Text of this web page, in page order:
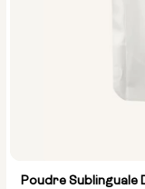
Poudre Sublinguale